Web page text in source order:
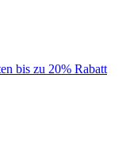
bis zu 20% Rabatt